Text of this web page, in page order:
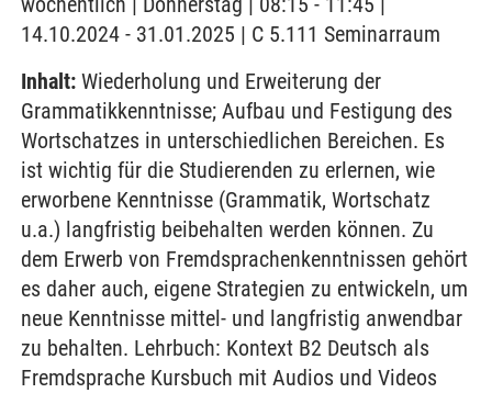
14.10.2024 - 31.01.2025 | C 5.111 Seminarraum
Inhalt: Wiederholung und Erweiterung der
Grammatikkenntnisse; Aufbau und Festigung des
Wortschatzes in unterschiedlichen Bereichen. Es
ist wichtig für die Studierenden zu erlernen, wie
erworbene Kenntnisse (Grammatik, Wortschatz
u.a.) langfristig beibehalten werden können. Zu
dem Erwerb von Fremdsprachenkenntnissen gehört
es daher auch, eigene Strategien zu entwickeln, um
neue Kenntnisse mittel- und langfristig anwendbar
zu behalten. Lehrbuch: Kontext B2 Deutsch als
Fremdsprache Kursbuch mit Audios und Videos